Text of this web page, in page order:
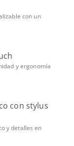
con un
y ergonomía
con stylus
y detalles en